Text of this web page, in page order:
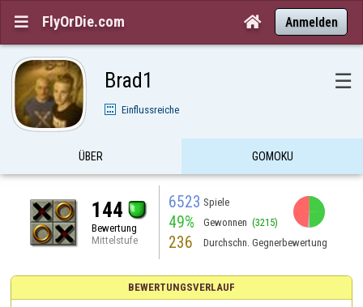
 FlyOrDie.com  Anmelden
Brad1 ☰
Einflussreiche
ÜBER GOMOKU
144
Bewertung
Mittelstufe
6523 Spiele
49% Gewonnen (3215)
236 Durchschn. Gegnerbewertung
BEWERTUNGSVERLAUF